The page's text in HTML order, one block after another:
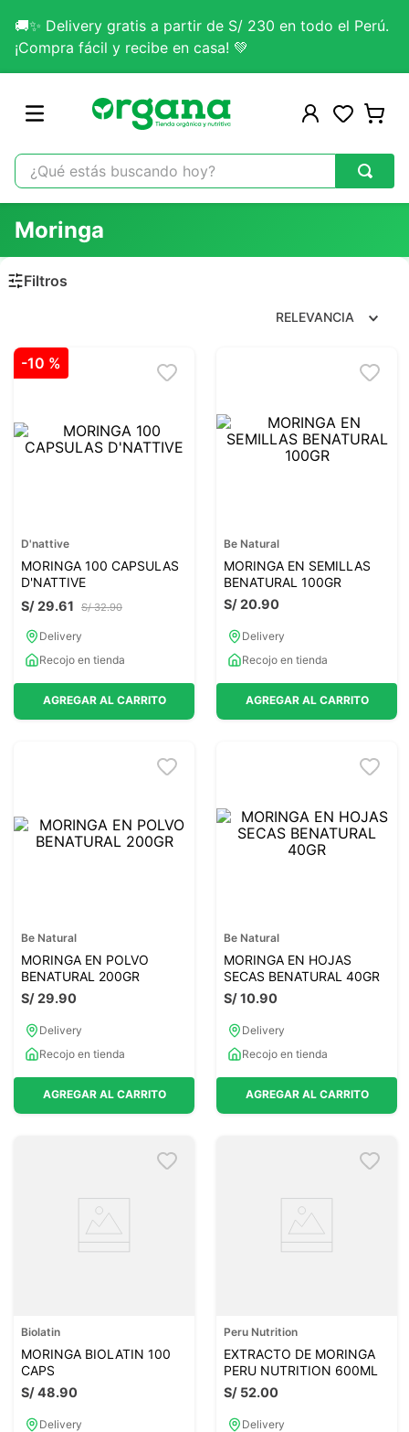
🚚✨ Delivery gratis a partir de S/ 230 en todo el Perú.
¡Compra fácil y recibe en casa! 💚
¿Qué estás buscando hoy?
1.
omega 3
2.
citrato magnesio
5.
magnesio
Moringa
RELEVANCIA
-10 %
D'nattive
MORINGA 100 CAPSULAS
D'NATTIVE
S/ 32.90
S/29.61
Delivery
Recojo en tienda
AGREGAR AL CARRITO
Be Natural
MORINGA EN SEMILLAS
BENATURAL 100GR
S/20.90
Delivery
Recojo en tienda
AGREGAR AL CARRITO
Be Natural
MORINGA EN POLVO
BENATURAL 200GR
S/29.90
Delivery
Recojo en tienda
AGREGAR AL CARRITO
Be Natural
MORINGA EN HOJAS
SECAS BENATURAL 40GR
S/10.90
Delivery
Recojo en tienda
AGREGAR AL CARRITO
Biolatin
MORINGA BIOLATIN 100
CAPS
S/48.90
Delivery
Peru Nutrition
EXTRACTO DE MORINGA
PERU NUTRITION 600ML
S/ 52.00
Delivery